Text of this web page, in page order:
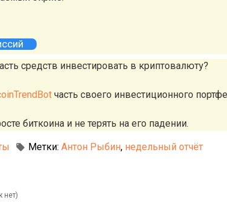
средств инвестировать в криптовалюту?
часть своего инвестиционного
биткоина и не терять на его падении.
Метки: Антон Рыбин, недельный отчёт
нет)